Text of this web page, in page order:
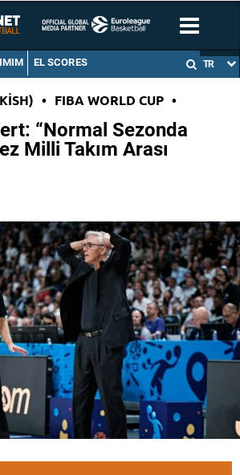
EL SCORES TR
• FIBA WORLD CUP •
“Normal Sezonda
Milli Takım Arası